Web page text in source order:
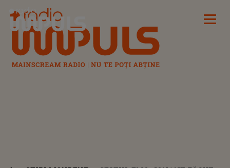
Radio Impuls